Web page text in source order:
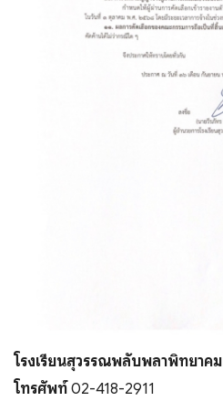
โรงเรียนสุวรรณพลับพลาพิทยาคม
โทรศัพท์02-418-2911